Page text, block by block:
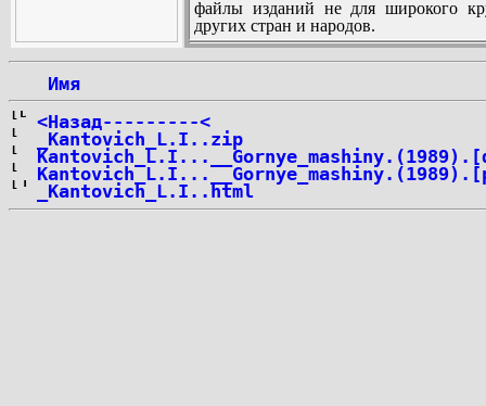
файлы изданий не для широкого
других стран и народов.
Имя
<Назад---------<
_Kantovich_L.I..zip
_Kantovich_L.I..html